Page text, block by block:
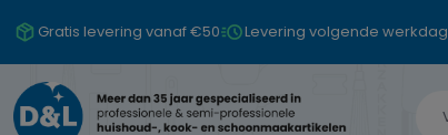
de hoofdinhoud
Ga naar de zoekopdracht
Ga naar de hoofdnavigatie
Gratis levering vanaf €50 Levering volgende werkdag